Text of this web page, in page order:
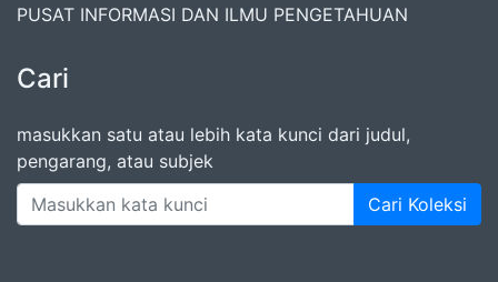
PUSAT INFORMASI DAN ILMU PENGETAHUAN
Cari
masukkan satu atau lebih kata kunci dari judul,
pengarang, atau subjek
Cari Koleksi